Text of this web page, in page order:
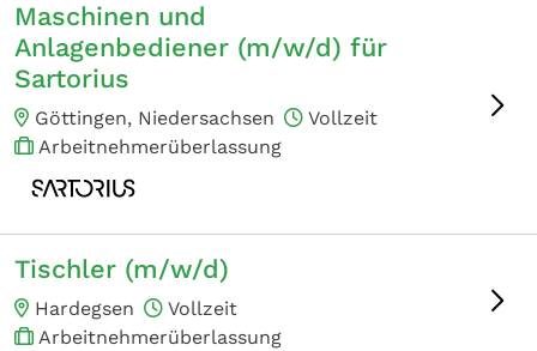
Maschinen und
Anlagenbediener (m/w/d) für
Sartorius
Göttingen, Niedersachsen
Vollzeit
Arbeitnehmerüberlassung
Tischler (m/w/d)
Hardegsen
Vollzeit
Arbeitnehmerüberlassung